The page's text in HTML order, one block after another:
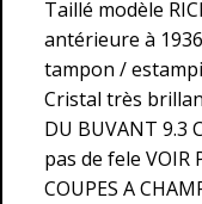
Taillé modèle
antérieure à
tampon /
Cristal très
DU BUVANT 9.3
pas de fele VOIR
COUPES A